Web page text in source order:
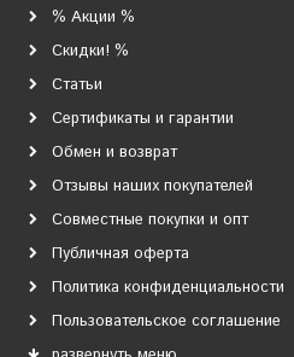
% Акции %
Скидки! %
Статьи
Сертификаты и гарантии
Обмен и возврат
Отзывы наших покупателей
Совместные покупки и опт
Публичная оферта
Политика конфиденциальности
Пользовательское соглашение